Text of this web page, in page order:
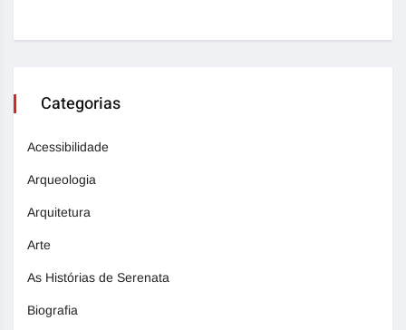
Categorias
Acessibilidade
Arqueologia
Arquitetura
Arte
As Histórias de Serenata
Biografia